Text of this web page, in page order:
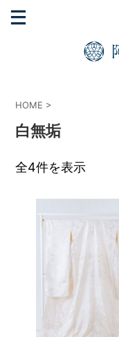
HOME >
白無垢
全4件を表示